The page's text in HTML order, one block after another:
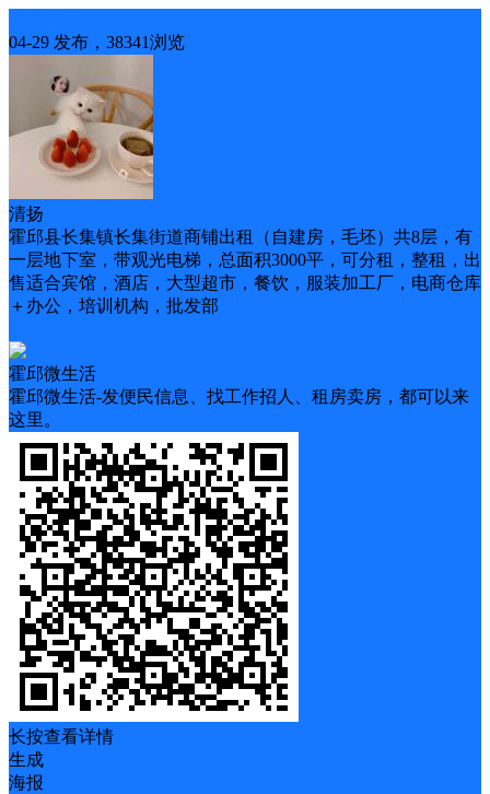
04-29 发布，38341浏览
清扬
霍邱县长集镇长集街道商铺出租（自建房，毛坯）共8层，有
一层地下室，带观光电梯，总面积3000平，可分租，整租，出
售适合宾馆，酒店，大型超市，餐饮，服装加工厂，电商仓库
＋办公，培训机构，批发部
霍邱微生活
霍邱微生活-发便民信息、找工作招人、租房卖房，都可以来
这里。
长按查看详情
生成
海报